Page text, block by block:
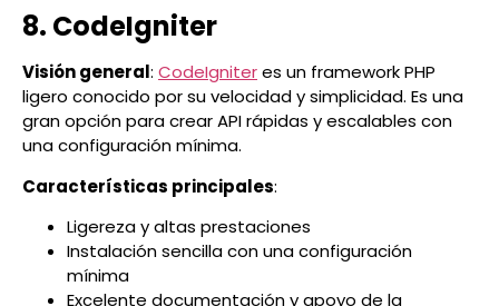
8. CodeIgniter
Visión general: CodeIgniteres un framework PHP
ligero conocido por su velocidad y simplicidad. Es una
gran opción para crear API rápidas y escalables con
una configuración mínima.
Características principales:
Ligereza y altas prestaciones
Instalación sencilla con una configuración
mínima
Excelente documentación y apoyo de la